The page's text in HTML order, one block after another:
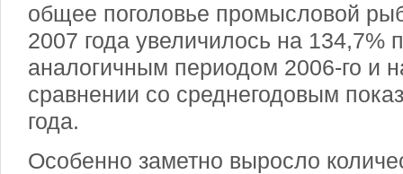
общее поголовье промысловой
2007 года увеличилось на 134,7%
аналогичным периодом 2006-го и
сравнении со среднегодовым
года.
Особенно заметно выросло